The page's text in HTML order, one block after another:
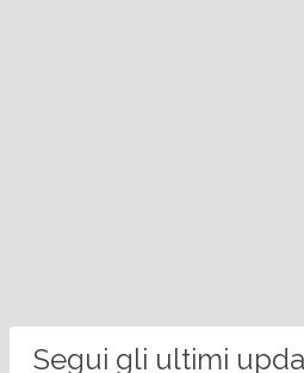
Segui gli ultimi